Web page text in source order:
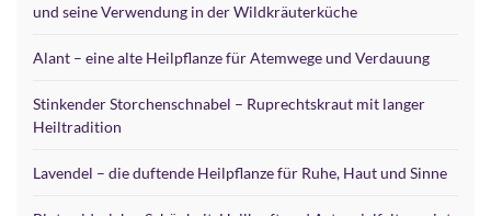
und seine Verwendung in der Wildkräuterküche
Alant – eine alte Heilpflanze für Atemwege und Verdauung
Stinkender Storchenschnabel – Ruprechtskraut mit langer
Heiltradition
Lavendel – die duftende Heilpflanze für Ruhe, Haut und Sinne